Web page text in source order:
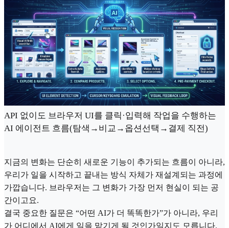
API 없이도 브라우저 UI를 클릭·입력해 작업을 수행하는
AI 에이전트 흐름(탐색→비교→옵션선택→결제 직전)
지금의 변화는 단순히 새로운 기능이 추가되는 흐름이 아니라,
우리가 일을 시작하고 끝내는 방식 자체가 재설계되는 과정에
가깝습니다. 브라우저는 그 변화가 가장 먼저 현실이 되는 공
간이고요.
결국 중요한 질문은 “어떤 AI가 더 똑똑한가”가 아니라, 우리
가 어디에서 AI에게 일을 맡기게 될 것인가일지도 모릅니다.